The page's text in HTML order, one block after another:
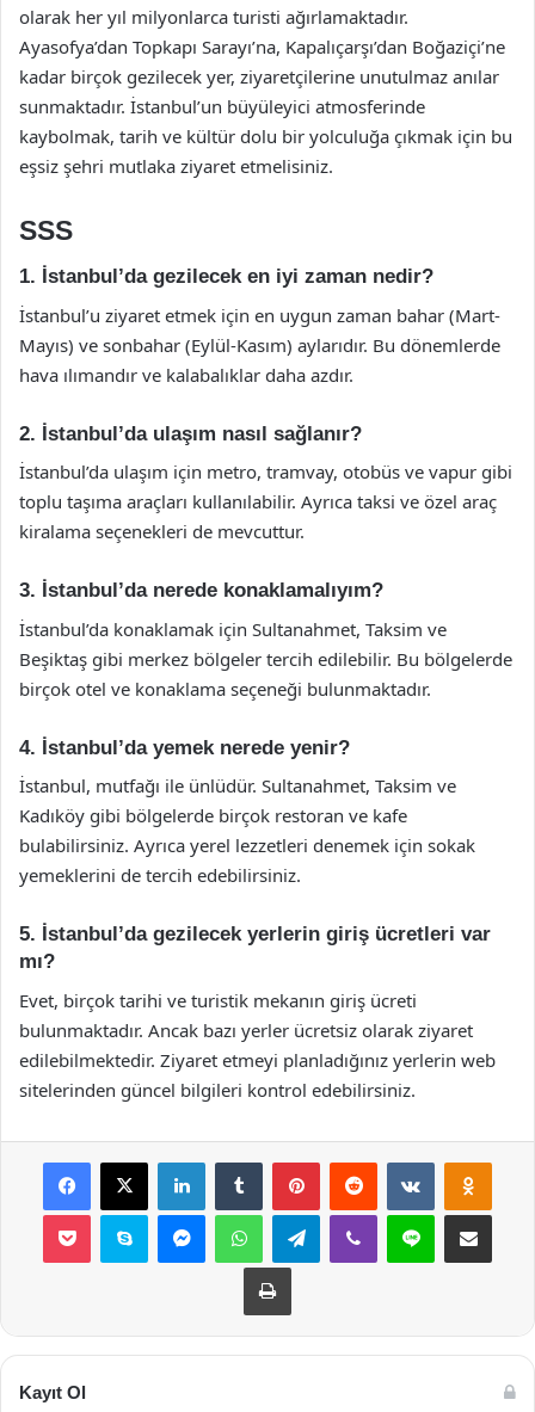
olarak her yıl milyonlarca turisti ağırlamaktadır.
Ayasofya’dan Topkapı Sarayı’na, Kapalıçarşı’dan Boğaziçi’ne
kadar birçok gezilecek yer, ziyaretçilerine unutulmaz anılar
sunmaktadır. İstanbul’un büyüleyici atmosferinde
kaybolmak, tarih ve kültür dolu bir yolculuğa çıkmak için bu
eşsiz şehri mutlaka ziyaret etmelisiniz.
SSS
1. İstanbul’da gezilecek en iyi zaman nedir?
İstanbul’u ziyaret etmek için en uygun zaman bahar (Mart-
Mayıs) ve sonbahar (Eylül-Kasım) aylarıdır. Bu dönemlerde
hava ılımandır ve kalabalıklar daha azdır.
2. İstanbul’da ulaşım nasıl sağlanır?
İstanbul’da ulaşım için metro, tramvay, otobüs ve vapur gibi
toplu taşıma araçları kullanılabilir. Ayrıca taksi ve özel araç
kiralama seçenekleri de mevcuttur.
3. İstanbul’da nerede konaklamalıyım?
İstanbul’da konaklamak için Sultanahmet, Taksim ve
Beşiktaş gibi merkez bölgeler tercih edilebilir. Bu bölgelerde
birçok otel ve konaklama seçeneği bulunmaktadır.
4. İstanbul’da yemek nerede yenir?
İstanbul, mutfağı ile ünlüdür. Sultanahmet, Taksim ve
Kadıköy gibi bölgelerde birçok restoran ve kafe
bulabilirsiniz. Ayrıca yerel lezzetleri denemek için sokak
yemeklerini de tercih edebilirsiniz.
5. İstanbul’da gezilecek yerlerin giriş ücretleri var
mı?
Evet, birçok tarihi ve turistik mekanın giriş ücreti
bulunmaktadır. Ancak bazı yerler ücretsiz olarak ziyaret
edilebilmektedir. Ziyaret etmeyi planladığınız yerlerin web
sitelerinden güncel bilgileri kontrol edebilirsiniz.
Facebook
X LinkedInTumblr PinterestReddit VKontakte
Pocket Skype MessengerWhatsAppTelegramViber Line E-Posta ile
Yazdır
Kayıt Ol